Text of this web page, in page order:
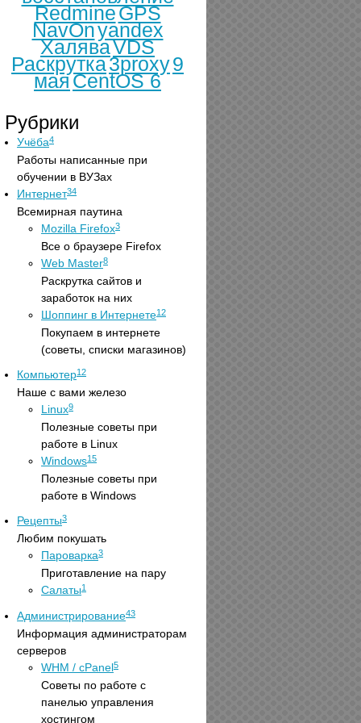
RedmineGPS
NavOnyandex
ХаляваVDS
Раскрутка3proxy9
маяCentOS 6
Рубрики
Учёба4
Работы написанные при
обучении в ВУЗах
Интернет34
Всемирная паутина
Mozilla Firefox3
Все о браузере Firefox
Web Master8
Раскрутка сайтов и
заработок на них
Шоппинг в Интернете12
Покупаем в интернете
(советы, списки магазинов)
Компьютер12
Наше с вами железо
Linux9
Полезные советы при
работе в Linux
Windows15
Полезные советы при
работе в Windows
Рецепты3
Любим покушать
Пароварка3
Приготавление на пару
Салаты1
Администрирование43
Информация администраторам
серверов
WHM / cPanel5
Советы по работе с
панелью управления
хостингом